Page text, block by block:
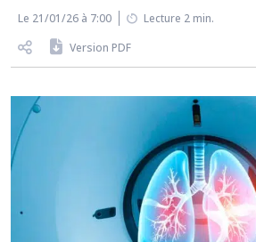
Le 21/01/26 à 7:00
Lecture 2 min.
Version PDF